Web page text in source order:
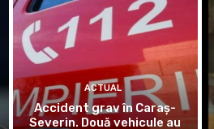
ACTUAL
Accident grav în Caraș-
Severin. Două vehicule au